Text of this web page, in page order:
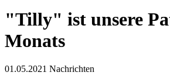
"Tilly" ist unsere
Monats
01.05.2021 Nachrichten